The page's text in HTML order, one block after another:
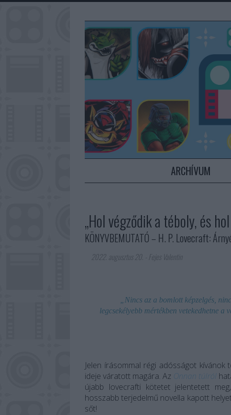
ARCHÍVUM
„Hol végződik a téboly, és
KÖNYVBEMUTATÓ – H. P. Lovecraft:
2022. augusztus 20. Fejes Valentin
„Nincs az a bomlott képzelgés,
legcsekélyebb mértékben vetekedhetne
Jelen írásommal régi adósságot
ideje váratott magára. Az Onnan túlról
újabb lovecrafti kötetet jelentetett
hosszabb terjedelmű novella kapott
sőt!